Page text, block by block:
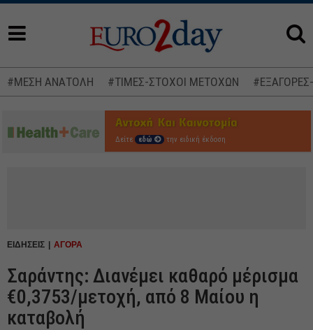
#ΜΕΣΗ ΑΝΑΤΟΛΗ #ΤΙΜΕΣ-ΣΤΟΧΟΙ ΜΕΤΟΧΩΝ
Δείτε εδώ την ειδική έκδοση
ΕΙΔΗΣΕΙΣ ΑΓΟΡΑ
Σαράντης: Διανέμει καθαρό μέρισμα
€0,3753/μετοχή, από 8 Μαίου η
καταβολή